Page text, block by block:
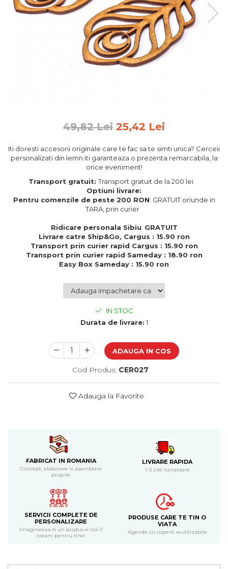
Feng Shui
Tablouri personalizate
Diplome si Plachete
Rame foto din lemn
Camion din lemn
Aromaterapie
Papioane din lemn
Decoratiuni pentru casa
Genti si portofele barbati din
Cadouri de Paste
Produse personalizate pentru
nunti si botezuri
Cadouri personalizate pentru
Cadouri pentru profesori
Cadouri pentru EA
Cadouri pentru EL
Cadouri pentru iubit
Cadouri pentru mama
Cadouri pentru bunici
Cadouri personalizate pentru nasi
Bijuterii
CERCEI ZAMAC
Ateliere - planse cu nisip colorat
49,82 Lei 25,42 Lei
Iti doresti accesorii originale care te fac sa te simti unica? Cerceii
personalizati din lemn iti garanteaza o prezenta remarcabila, la
orice eveniment!
Transport gratuit:Transport gratuit de la 200 lei
Optiuni livrare:
Pentru comenzile de peste 200 RON: GRATUIT oriunde in
TARA, prin curier
Ridicare personala Sibiu: GRATUIT
Livrare catre Ship&Go, Cargus : 15.90 ron
Transport prin curier rapid Cargus : 15.90 ron
Transport prin curier rapid Sameday : 18.90 ron
Easy Box Sameday : 15.90 ron
IN STOC
Durata de livrare: 1
ADAUGA IN COS
Cod Produs: CER027
Adauga la Favorite
FABRICAT IN ROMANIA
Concept, elaborare si asamblare
proprie
LIVRARE RAPIDA
1-3 zile lucratoare
SERVICII COMPLETE DE
PERSONALIZARE
Imagineaza-ti un produs si noi il
cream pentru tine!
PRODUSE CARE TE TIN O
VIATA
Agende cu coperti reutilizabile